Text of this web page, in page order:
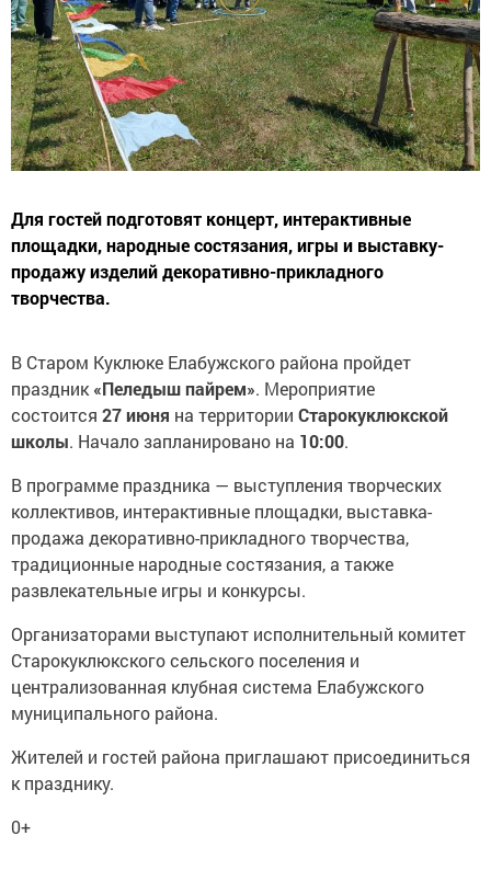
Для гостей подготовят концерт, интерактивные
площадки, народные состязания, игры и выставку-
продажу изделий декоративно-прикладного
творчества.
В Старом Куклюке Елабужского района пройдет
праздник«Пеледыш пайрем». Мероприятие
состоится 27 июня на территории Старокуклюкской
школы. Начало запланировано на 10:00.
В программе праздника — выступления творческих
коллективов, интерактивные площадки, выставка-
продажа декоративно-прикладного творчества,
традиционные народные состязания, а также
развлекательные игры и конкурсы.
Организаторами выступают исполнительный комитет
Старокуклюкского сельского поселения и
централизованная клубная система Елабужского
муниципального района.
Жителей и гостей района приглашают присоединиться
к празднику.
0+